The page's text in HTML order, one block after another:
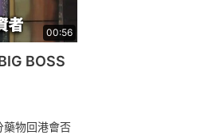
00:56
BOSS
藥物回港會否